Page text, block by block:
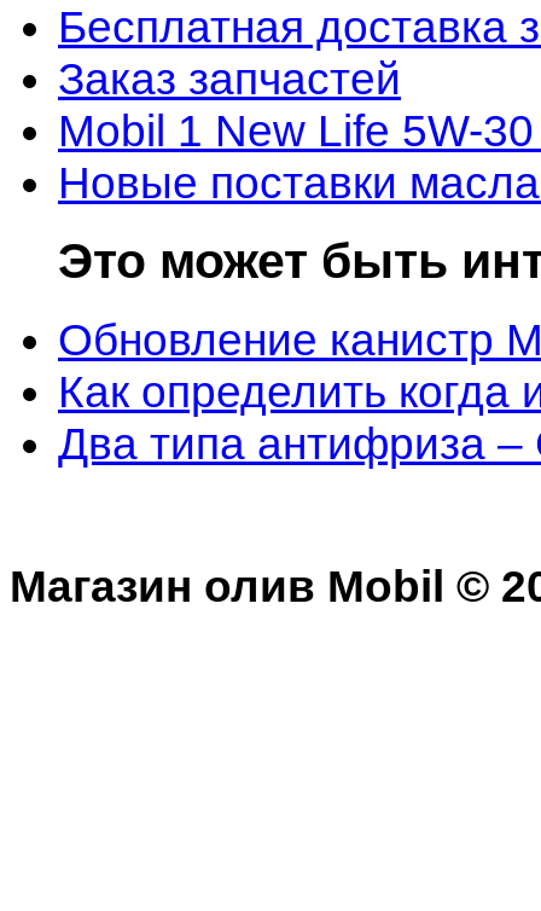
Бесплатная доставка
Заказ запчастей
Mobil 1 New Life 5W-
Новые поставки
Это может быть
Обновление канистр
Как определить когда
Два типа антифриза –
Магазин олив Mobil ©